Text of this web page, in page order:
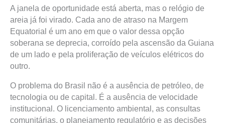
A janela de oportunidade está aberta, mas o relógio de
areia já foi virado. Cada ano de atraso na Margem
Equatorial é um ano em que o valor dessa opção
soberana se deprecia, corroído pela ascensão da Guiana
de um lado e pela proliferação de veículos elétricos do
outro.
O problema do Brasil não é a ausência de petróleo, de
tecnologia ou de capital. É a ausência de velocidade
institucional. O licenciamento ambiental, as consultas
comunitárias, o planejamento regulatório e as decisões